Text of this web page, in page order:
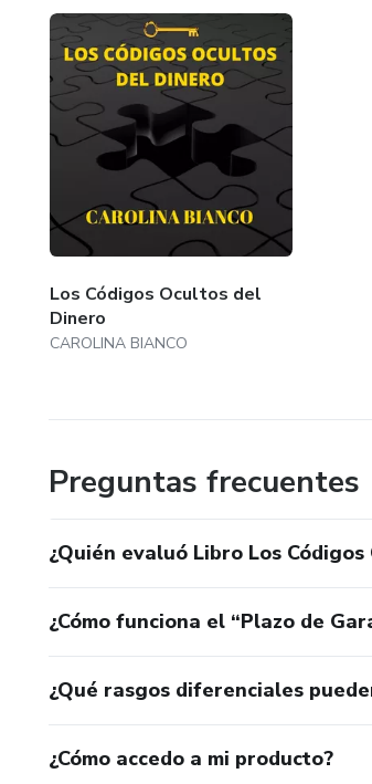
Los Códigos Ocultos del
Dinero
CAROLINA BIANCO
Preguntas frecuentes
¿Quién evaluó Libro Los
¿Cómo funciona el “Plazo de
¿Qué rasgos diferenciales
¿Cómo accedo a mi producto?